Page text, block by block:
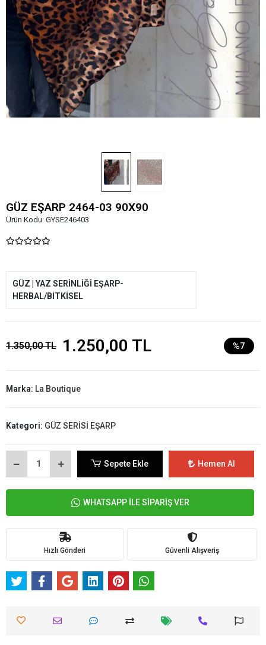
GÜZ EŞARP 2464-03 90X90
Ürün Kodu: GYSE246403
GÜZ | YAZ SERİNLİĞİ EŞARP-
HERBAL/BİTKİSEL
1.350,00 TL 1.250,00 TL %7
Marka: La Boutique
Kategori: GÜZ SERİSİ EŞARP
Sepete Ekle Hemen Al
WHATSAPP İLE SİPARİŞ VER
Hızlı Gönderi Güvenli Alışveriş